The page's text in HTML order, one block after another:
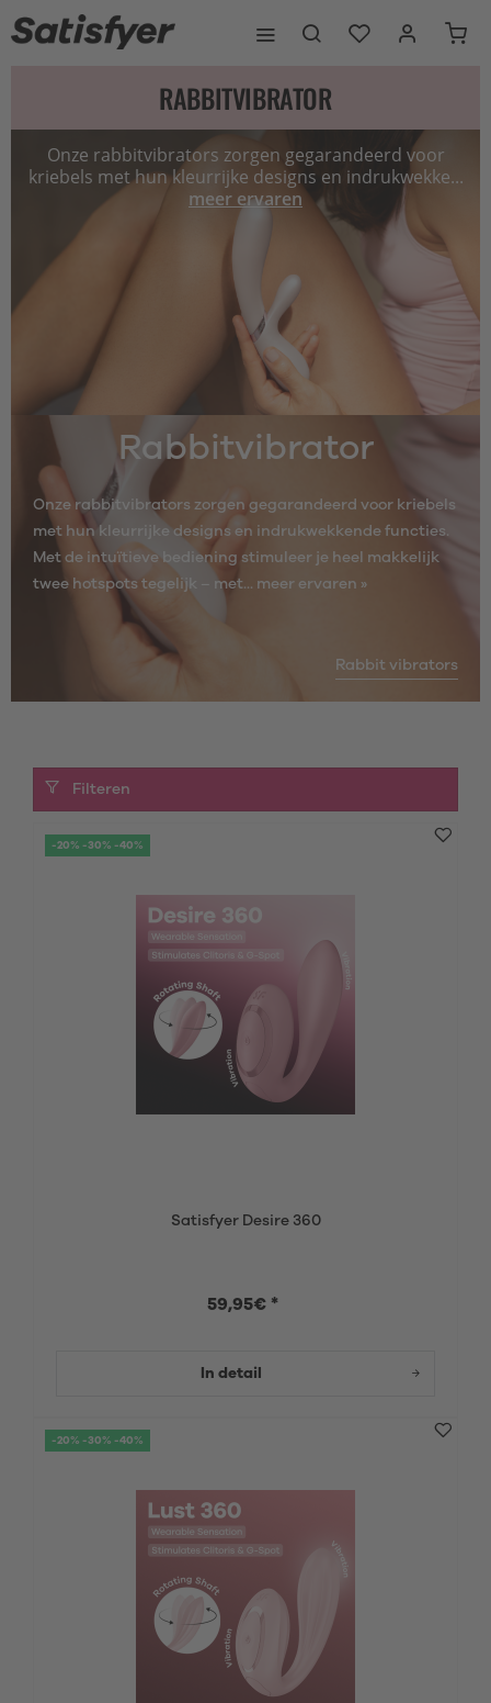
RABBITVIBRATOR
Onze rabbitvibrators zorgen gegarandeerd voor
kriebels met hun kleurrijke designs en indrukwekke...
meer ervaren
Rabbitvibrator
Onze rabbitvibrators zorgen gegarandeerd voor kriebels
met hun kleurrijke designs en indrukwekkende functies.
Met de intuïtieve bediening stimuleer je heel makkelijk
twee hotspots tegelijk – met... meer ervaren »
Rabbit vibrators
Filteren
-20% -30% -40%
Satisfyer Desire 360
59,95€ *
In detail
-20% -30% -40%